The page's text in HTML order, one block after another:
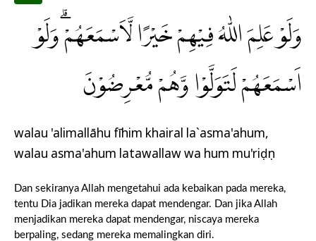
وَلَوْ عَلِمَ اللّٰهُ فِيْهِمْ خَيْرًا لَّاَسْمَعَهُمْۗ وَلَوْ
اَسْمَعَهُمْ لَتَوَلَّوْا وَّهُمْ مُّعْرِضُوْنَ
walau 'alimallāhu fīhim khairal la`asma'ahum,
walau asma'ahum latawallaw wa hum mu'riḍụn
Dan sekiranya Allah mengetahui ada kebaikan pada mereka,
tentu Dia jadikan mereka dapat mendengar. Dan jika Allah
menjadikan mereka dapat mendengar, niscaya mereka
berpaling, sedang mereka memalingkan diri.